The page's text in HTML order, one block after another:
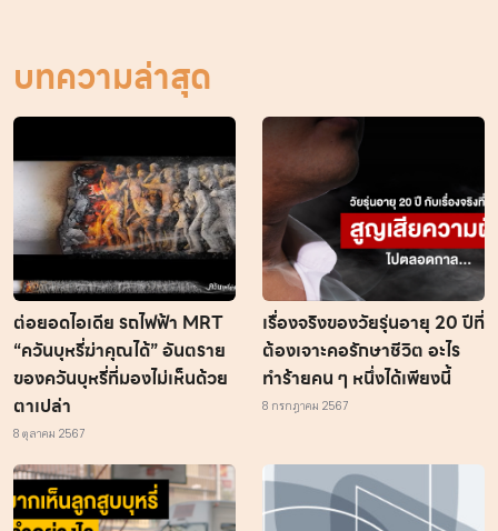
บทความล่าสุด
ต่อยอดไอเดีย รถไฟฟ้า MRT
“ควันบุหรี่ฆ่าคุณได้” อันตราย
ของควันบุหรี่ที่มองไม่เห็นด้วย
ตาเปล่า
8 ตุลาคม 2567
เรื่องจริงของวัยรุ่นอายุ 20 ปีที่
ต้องเจาะคอรักษาชีวิต อะไร
ทำร้ายคน ๆ หนึ่งได้เพียงนี้
8 กรกฎาคม 2567